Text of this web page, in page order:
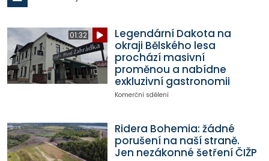
01:32
Legendární Dakota na
okraji Bělského lesa
prochází masivní
proměnou a nabídne
exkluzivní gastronomii
Komerční sdělení
Ridera Bohemia: žádné
porušení na naší straně.
Jen nezákonné šetření ČIŽP